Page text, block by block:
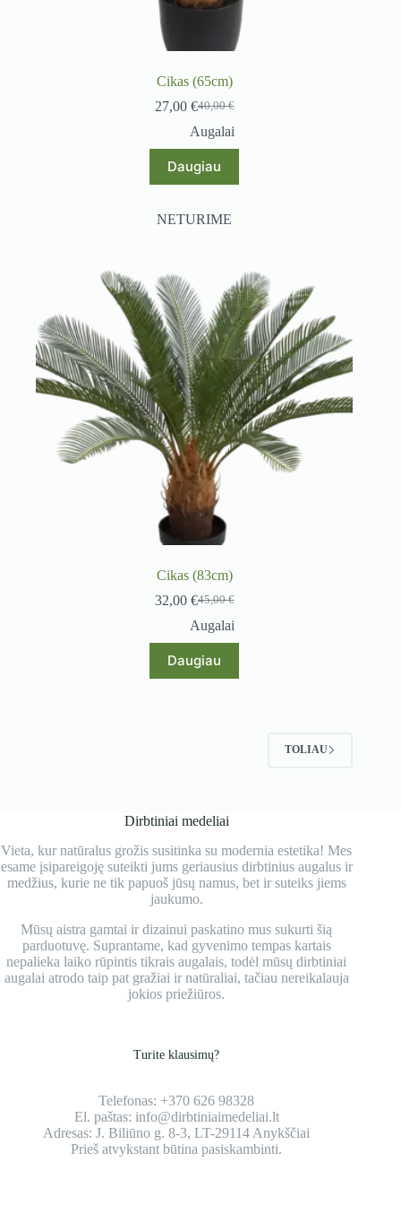
Cikas (65cm)
40,00€
Original
price
40,00 €.
27,00 €Current
price
27,00 €.
Augalai
Daugiau
NETURIME
Cikas (83cm)
45,00€
Original
price
45,00 €.
32,00 €Current
price
32,00 €.
Augalai
Daugiau
TOLIAU
Dirbtiniai medeliai
Vieta, kur natūralus grožis susitinka su modernia estetika! Mes
esame įsipareigoję suteikti jums geriausius dirbtinius augalus ir
medžius, kurie ne tik papuoš jūsų namus, bet ir suteiks jiems
jaukumo.
Mūsų aistra gamtai ir dizainui paskatino mus sukurti šią
parduotuvę. Suprantame, kad gyvenimo tempas kartais
nepalieka laiko rūpintis tikrais augalais, todėl mūsų dirbtiniai
augalai atrodo taip pat gražiai ir natūraliai, tačiau nereikalauja
jokios priežiūros.
Turite klausimų?
Telefonas: +370 626 98328
El. paštas: info@dirbtiniaimedeliai.lt
Adresas:J. Biliūno g. 8-3, LT-29114 Anykščiai
Prieš atvykstant būtina pasiskambinti.